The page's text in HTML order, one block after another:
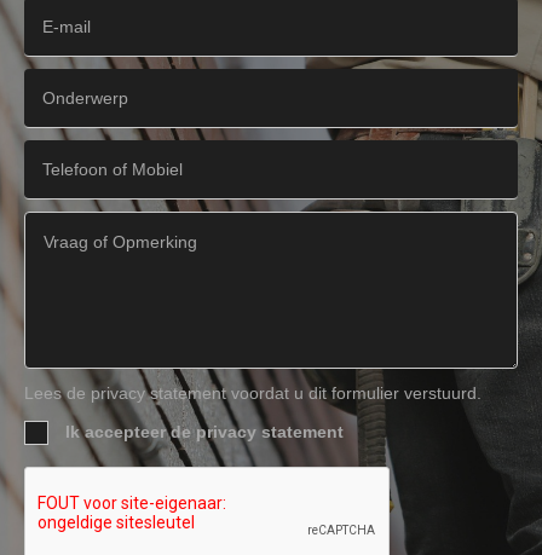
Lees de privacy statement voordat u dit formulier verstuurd.
Ik accepteer de privacy statement